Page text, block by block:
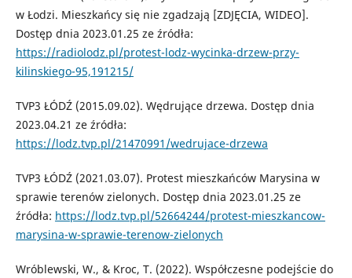
w Łodzi. Mieszkańcy się nie zgadzają [ZDJĘCIA, WIDEO].
Dostęp dnia 2023.01.25 ze źródła:
https://radiolodz.pl/protest-lodz-wycinka-drzew-przy-
kilinskiego-95,191215/
TVP3 ŁÓDŹ (2015.09.02). Wędrujące drzewa. Dostęp dnia
2023.04.21 ze źródła:
https://lodz.tvp.pl/21470991/wedrujace-drzewa
TVP3 ŁÓDŹ (2021.03.07). Protest mieszkańców Marysina w
sprawie terenów zielonych. Dostęp dnia 2023.01.25 ze
źródła: https://lodz.tvp.pl/52664244/protest-mieszkancow-
marysina-w-sprawie-terenow-zielonych
Wróblewski, W., & Kroc, T. (2022). Współczesne podejście do